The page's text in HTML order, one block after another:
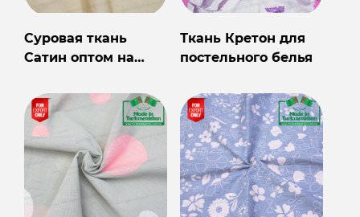
Суровая ткань
Сатин оптом на
Туркменистана
Ткань Кретон для
постельного белья